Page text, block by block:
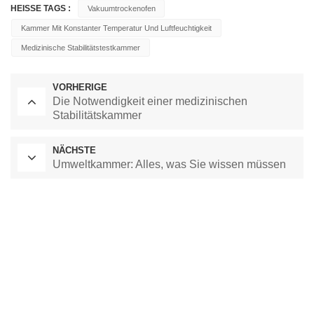
HEISSE TAGS : Vakuumtrockenofen
Kammer Mit Konstanter Temperatur Und Luftfeuchtigkeit
Medizinische Stabilitätstestkammer
VORHERIGE
Die Notwendigkeit einer medizinischen
Stabilitätskammer
NÄCHSTE
Umweltkammer: Alles, was Sie wissen müssen